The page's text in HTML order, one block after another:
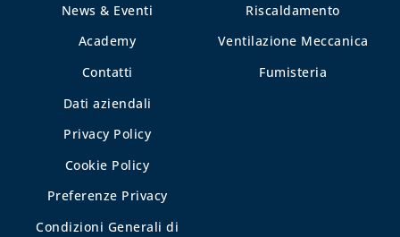
News & Eventi
Academy
Contatti
Dati aziendali
Privacy Policy
Cookie Policy
Preferenze Privacy
Condizioni Generali di
Riscaldamento
Ventilazione Meccanica
Fumisteria